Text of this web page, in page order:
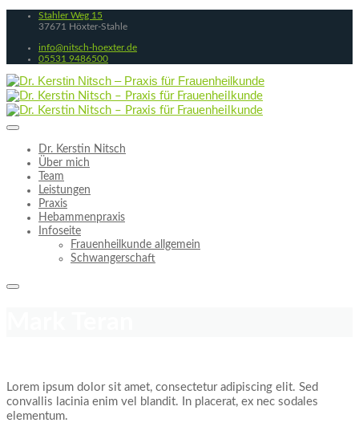
Stahler Weg 15
37671 Höxter-Stahle
info@nitsch-hoexter.de
05531 9486500
Dr. Kerstin Nitsch
Über mich
Team
Leistungen
Praxis
Hebammenpraxis
Infoseite
Frauenheilkunde allgemein
Schwangerschaft
Lorem ipsum dolor sit amet, consectetur adipiscing elit. Sed
convallis lacinia enim vel blandit. In placerat, ex nec sodales
elementum.